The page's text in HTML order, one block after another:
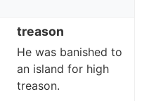
treason
He was banished to
an island for high
treason.